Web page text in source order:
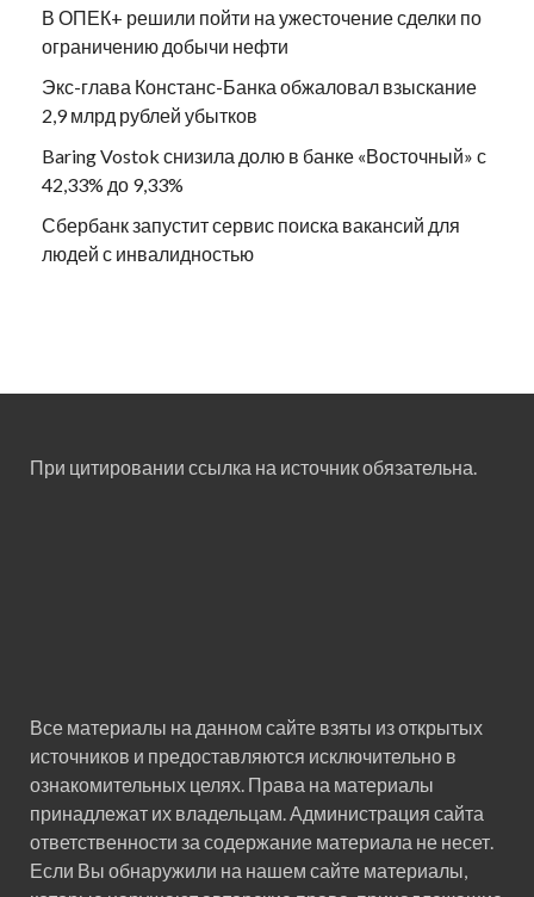
В ОПЕК+ решили пойти на ужесточение сделки по
ограничению добычи нефти
Экс-глава Констанс-Банка обжаловал взыскание
2,9 млрд рублей убытков
Baring Vostok снизила долю в банке «Восточный» с
42,33% до 9,33%
Сбербанк запустит сервис поиска вакансий для
людей с инвалидностью
При цитировании ссылка на источник обязательна.
Все материалы на данном сайте взяты из открытых
источников и предоставляются исключительно в
ознакомительных целях. Права на материалы
принадлежат их владельцам. Администрация сайта
ответственности за содержание материала не несет.
Если Вы обнаружили на нашем сайте материалы,